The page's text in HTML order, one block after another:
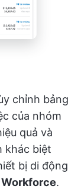
chỉnh bảng
của nhóm
quả và
khác biệt
bị di động
.